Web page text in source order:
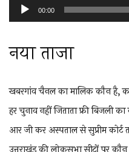
00:00
नया ताजा
खबरगांव चैनल का मालिक कौन है,
हर चुनाव नहीं जिताता फ्री बिजली
आर जी कर अस्पताल से सुप्रीम